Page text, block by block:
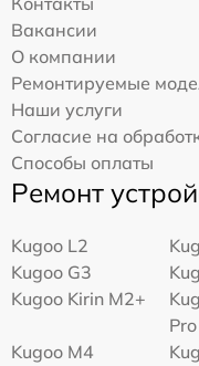
Вакансии
О компании
Ремонтируемые
Наши услуги
Согласие на
Способы оплаты
Ремонт
Kugoo L2
Kugoo G3
Kugoo Kirin M2+
Kugoo M4